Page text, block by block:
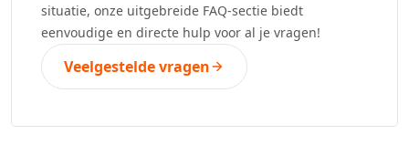
situatie, onze uitgebreide FAQ-sectie biedt
eenvoudige en directe hulp voor al je vragen!
Veelgestelde vragen